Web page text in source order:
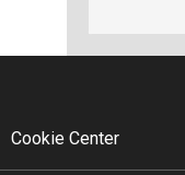
Cookie Center